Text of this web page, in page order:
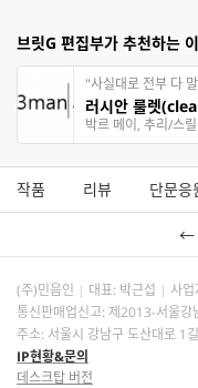
브릿G 편집부가 추천하는
"사실대로 전부 다
러시안 룰렛
박르 메이, 추리/스
작품 리뷰 단문응
←
(주)민음인 대표: 박근섭 사
통신판매업신고: 제2013-서울
주소: 서울시 강남구 도산대로 1
IP현황&문의
데스크탑 버전